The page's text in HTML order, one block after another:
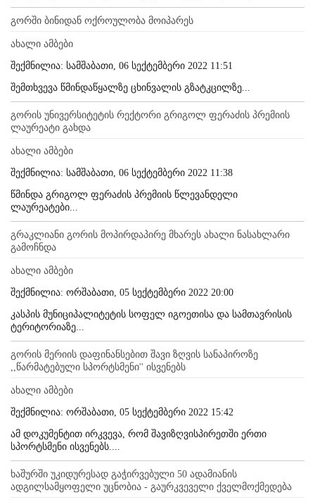
გორში ბინიდან ოქროულობა მოიპარეს
ახალი ამბები
შექმნილია: სამშაბათი, 06 სექტემბერი 2022 11:51
შემთხვევა წმინდაწყალზე ცხინვალის გზატკცილზე...
გორის უნივერსიტეტის რექტორი გრიგოლ ფერაძის პრემიის
ლაურეატი გახდა
ახალი ამბები
შექმნილია: სამშაბათი, 06 სექტემბერი 2022 11:38
წმინდა გრიგოლ ფერაძის პრემიის წლევანდელი
ლაურეატები...
გრაკლიანი გორის მოპირდაპირე მხარეს ახალი ნასახლარი
გამოჩნდა
ახალი ამბები
შექმნილია: ორშაბათი, 05 სექტემბერი 2022 20:00
კასპის მუნიციპალიტეტის სოფელ იგოეთისა და სამთავრისის
ტერიტორიაზე...
გორის მერიის დაფინანსებით შავი ზღვის სანაპიროზე
,,წარმატებული სპორტსმენი'' ისვენებს
ახალი ამბები
შექმნილია: ორშაბათი, 05 სექტემბერი 2022 15:42
ამ დოკუმენტით ირკვევა, რომ შავიზღვისპირეთში ერთი
სპორტსმენი ისვენებს....
ხაშურში უკიდურესად გაჭირვებული 50 ადამიანის
ადგილსამყოფელი უცნობია - გაურკვეველი ქველმოქმედება